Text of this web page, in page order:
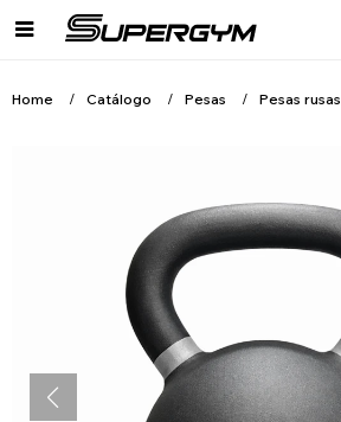

Home Catálogo Pesas Pesas rusas